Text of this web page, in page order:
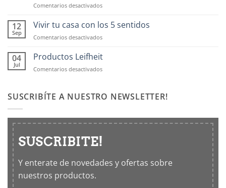
Comentarios desactivadosen
OXO:
Frascos
hermticos
cocina
12
Sep
Vivir tu casa con los 5 sentidos
Comentarios desactivadosen
tu
casa
con
sentidos
04
Jul
Productos Leifheit
Comentarios desactivadosen
SUSCRIBÍTE A NUESTRO NEWSLETTER!
SUSCRIBITE!
Y enterate de novedades y ofertas sobre
nuestros productos.